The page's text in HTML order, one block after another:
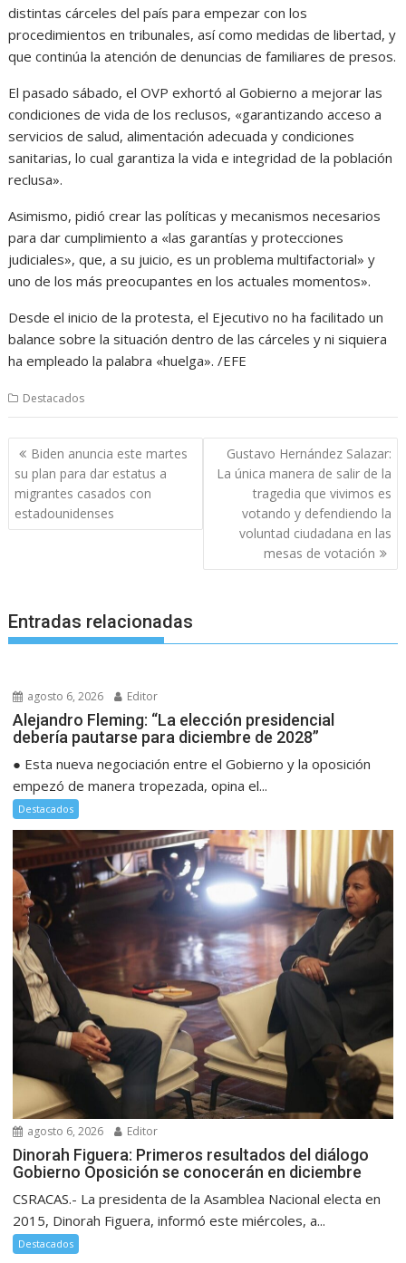
distintas cárceles del país para empezar con los
procedimientos en tribunales, así como medidas de libertad, y
que continúa la atención de denuncias de familiares de presos.
El pasado sábado, el OVP exhortó al Gobierno a mejorar las
condiciones de vida de los reclusos, «garantizando acceso a
servicios de salud, alimentación adecuada y condiciones
sanitarias, lo cual garantiza la vida e integridad de la población
reclusa».
Asimismo, pidió crear las políticas y mecanismos necesarios
para dar cumplimiento a «las garantías y protecciones
judiciales», que, a su juicio, es un problema multifactorial» y
uno de los más preocupantes en los actuales momentos».
Desde el inicio de la protesta, el Ejecutivo no ha facilitado un
balance sobre la situación dentro de las cárceles y ni siquiera
ha empleado la palabra «huelga». /EFE
Destacados
Navegación
de
entradas
Biden anuncia este martes
su plan para dar estatus a
migrantes casados con
estadounidenses
Gustavo Hernández Salazar:
La única manera de salir de la
tragedia que vivimos es
votando y defendiendo la
voluntad ciudadana en las
mesas de votación
Entradas relacionadas
agosto 6, 2026 Editor
Alejandro Fleming: “La elección presidencial
debería pautarse para diciembre de 2028”
● Esta nueva negociación entre el Gobierno y la oposición
empezó de manera tropezada, opina el...
Destacados
agosto 6, 2026 Editor
Dinorah Figuera: Primeros resultados del diálogo
Gobierno Oposición se conocerán en diciembre
CSRACAS.- La presidenta de la Asamblea Nacional electa en
2015, Dinorah Figuera, informó este miércoles, a...
Destacados